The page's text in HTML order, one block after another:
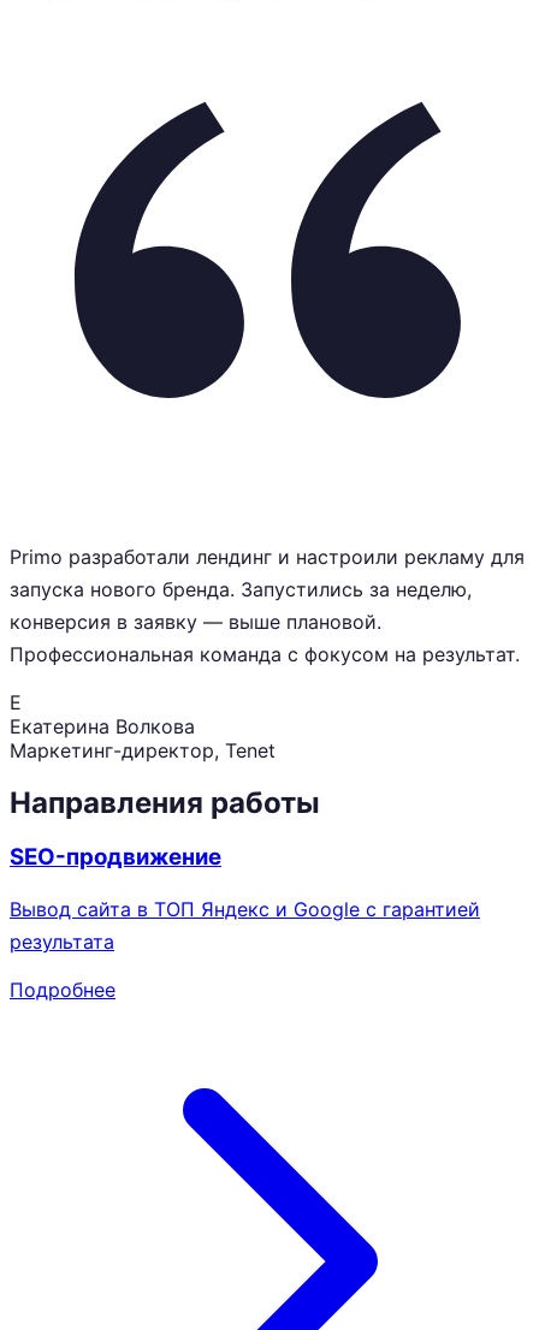
Primo разработали лендинг и настроили рекламу для
запуска нового бренда. Запустились за неделю,
конверсия в заявку — выше плановой.
Профессиональная команда с фокусом на результат.
Е
Екатерина Волкова
Маркетинг-директор, Tenet
Направления работы
SEO-продвижение
Вывод сайта в ТОП Яндекс и Google с гарантией
результата
Подробнее